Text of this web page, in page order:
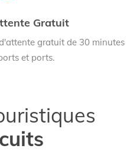
Gratuit
gratuit de 30 minutes
et ports.